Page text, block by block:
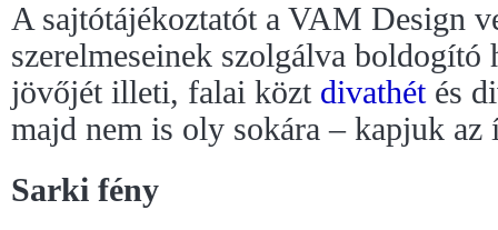
A sajtótájékoztatót a VAM Design
szerelmeseinek szolgálva
jövőjét illeti, falai közt divathétés
majd nem is oly sokára – kapjuk az
Sarki fény